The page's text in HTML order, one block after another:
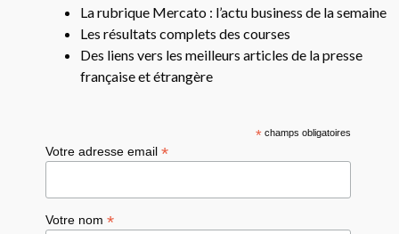
La rubrique Mercato : l’actu business de la semaine
Les résultats complets des courses
Des liens vers les meilleurs articles de la presse
française et étrangère
*champs obligatoires
Votre adresse email*
Votre nom*